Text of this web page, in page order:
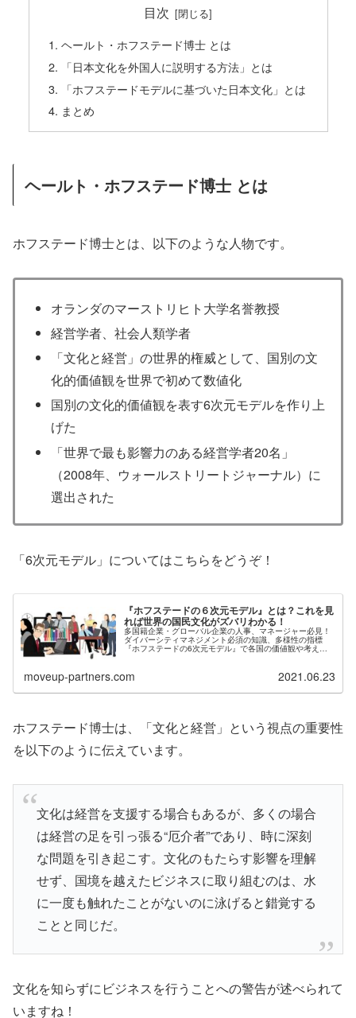
目次
ヘールト・ホフステード博士 とは
「日本文化を外国人に説明する方法」とは
「ホフステードモデルに基づいた日本文化」とは
まとめ
ヘールト・ホフステード博士 とは
ホフステード博士とは、以下のような人物です。
オランダのマーストリヒト大学名誉教授
経営学者、社会人類学者
「文化と経営」の世界的権威として、国別の文
化的価値観を世界で初めて数値化
国別の文化的価値観を表す6次元モデルを作り上
げた
「世界で最も影響力のある経営学者20名」
（2008年、ウォールストリートジャーナル）に
選出された
「6次元モデル」についてはこちらをどうぞ！
『ホフステードの６次元モデル』とは？これを見
れば世界の国民文化がズバリわかる！
多国籍企業・グローバル企業の人事、マネージャー必見！
ダイバーシティマネジメント必須の知識、多様性の指標
『ホフステードの6次元モデル』で各国の価値観や考え方
moveup-partners.com 2021.06.23
ホフステード博士は、「文化と経営」という視点の重要性
を以下のように伝えています。
文化は経営を支援する場合もあるが、多くの場合
は経営の足を引っ張る“厄介者”であり、時に深刻
な問題を引き起こす。文化のもたらす影響を理解
せず、国境を越えたビジネスに取り組むのは、水
に一度も触れたことがないのに泳げると錯覚する
ことと同じだ。
文化を知らずにビジネスを行うことへの警告が述べられて
いますね！